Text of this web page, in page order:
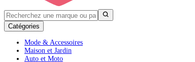
Catégories
Mode & Accessoires
Maison et Jardin
Auto et Moto